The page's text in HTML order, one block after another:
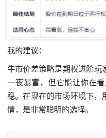
我的建议：
牛市价差策略是期权进阶玩
一夜暴富，但它能让你在
稳。在现在的市场环境下，
情，是非常聪明的选择。